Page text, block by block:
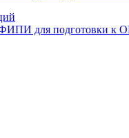
ФИПИ для подготовки к